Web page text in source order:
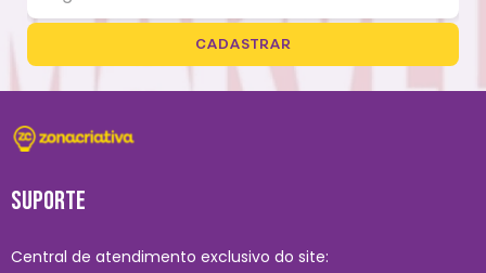
CADASTRAR
SUPORTE
Central de atendimento exclusivo do site: